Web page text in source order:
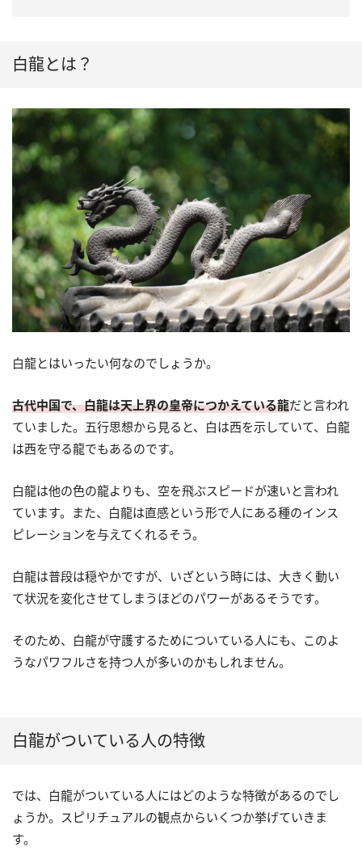
（5）人の悩みの聞き役になる
（7）ポジティブ
（8）人からの影響を受けやす
い
（9）チームワークを大切にす
（10）1人の時間を好む
白龍とは？
白龍とはいったい何なのでしょうか。
古代中国で、白龍は天上界の皇帝につかえている龍だと言われ
ていました。五行思想から見ると、白は西を示していて、白龍
は西を守る龍でもあるのです。
白龍は他の色の龍よりも、空を飛ぶスピードが速いと言われ
ています。また、白龍は直感という形で人にある種のインス
ピレーションを与えてくれるそう。
白龍は普段は穏やかですが、いざという時には、大きく動い
て状況を変化させてしまうほどのパワーがあるそうです。
そのため、白龍が守護するためについている人にも、このよ
うなパワフルさを持つ人が多いのかもしれません。
白龍がついている人の特徴
では、白龍がついている人にはどのような特徴があるのでし
ょうか。スピリチュアルの観点からいくつか挙げていきま
す。